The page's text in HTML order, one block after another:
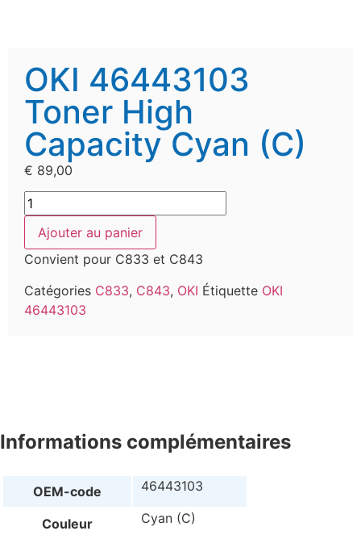
OKI 46443103
Toner High
Capacity Cyan (C)
€ 89,00
Ajouter au panier
Convient pour C833 et C843
Catégories C833, C843, OKI Étiquette OKI
46443103
Informations complémentaires
OEM-code 46443103
Couleur Cyan (C)